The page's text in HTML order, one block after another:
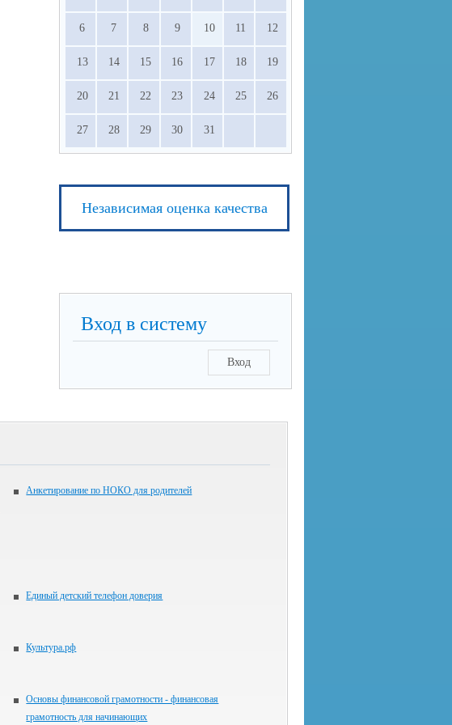
6 7 8 9 10 11 12
13 14 15 16 17 18 19
20 21 22 23 24 25 26
27 28 29 30 31
Независимая оценка качества
Вход в систему
Вход
Анкетирование по НОКО для родителей
Единый детский телефон доверия
Культура.рф
Основы финансовой грамотности - финансовая
грамотность для начинающих